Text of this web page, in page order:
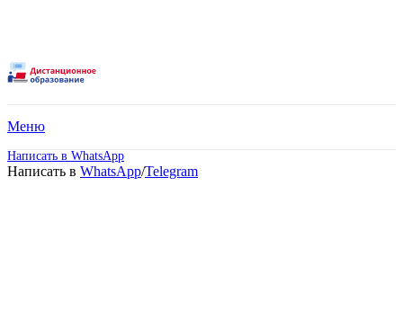
Меню
Написать в WhatsApp
Написать в WhatsApp/Telegram